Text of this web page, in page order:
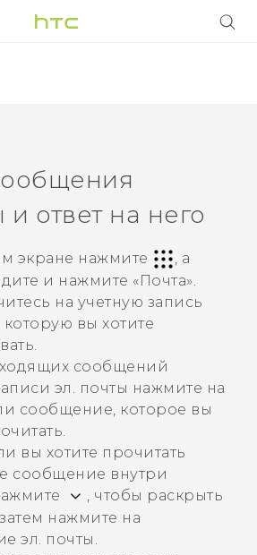
и ответ на него
экране нажмите
, а
и нажмите «Почта».
на учетную запись
которую вы хотите
сообщений
эл. почты нажмите на
сообщение, которое вы
вы хотите прочитать
сообщение внутри
, чтобы раскрыть
нажмите на
эл. почты.